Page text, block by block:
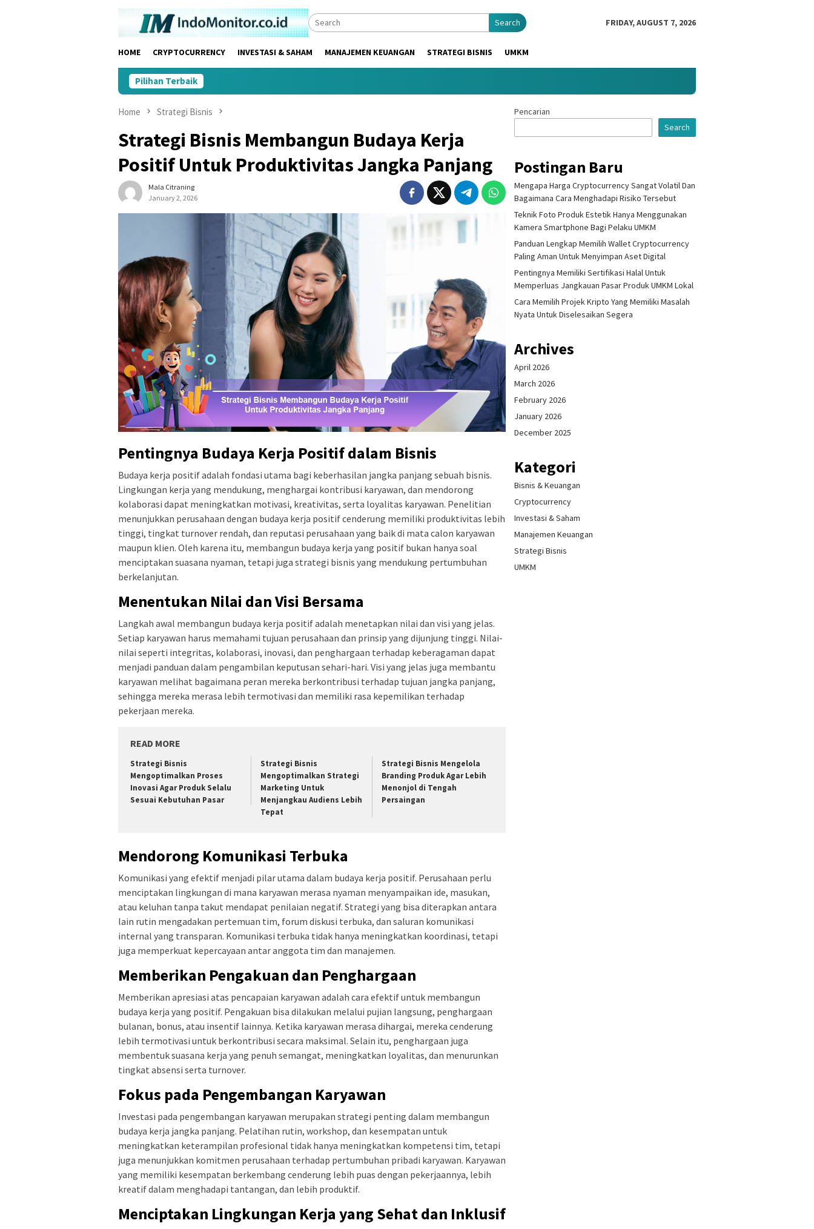
Search FRIDAY, AUGUST 7, 2026
HOME CRYPTOCURRENCY INVESTASI & SAHAM MANAJEMEN KEUANGAN STRATEGI BISNIS UMKM
Pilihan Terbaik
Home Strategi Bisnis
Strategi Bisnis Membangun Budaya Kerja
Positif Untuk Produktivitas Jangka Panjang
Mala Citraning
January 2, 2026
Pentingnya Budaya Kerja Positif dalam Bisnis
Budaya kerja positif adalah fondasi utama bagi keberhasilan jangka panjang sebuah bisnis.
Lingkungan kerja yang mendukung, menghargai kontribusi karyawan, dan mendorong
kolaborasi dapat meningkatkan motivasi, kreativitas, serta loyalitas karyawan. Penelitian
menunjukkan perusahaan dengan budaya kerja positif cenderung memiliki produktivitas lebih
tinggi, tingkat turnover rendah, dan reputasi perusahaan yang baik di mata calon karyawan
maupun klien. Oleh karena itu, membangun budaya kerja yang positif bukan hanya soal
menciptakan suasana nyaman, tetapi juga strategi bisnis yang mendukung pertumbuhan
berkelanjutan.
Menentukan Nilai dan Visi Bersama
Langkah awal membangun budaya kerja positif adalah menetapkan nilai dan visi yang jelas.
Setiap karyawan harus memahami tujuan perusahaan dan prinsip yang dijunjung tinggi. Nilai-
nilai seperti integritas, kolaborasi, inovasi, dan penghargaan terhadap keberagaman dapat
menjadi panduan dalam pengambilan keputusan sehari-hari. Visi yang jelas juga membantu
karyawan melihat bagaimana peran mereka berkontribusi terhadap tujuan jangka panjang,
sehingga mereka merasa lebih termotivasi dan memiliki rasa kepemilikan terhadap
pekerjaan mereka.
READ MORE
Strategi Bisnis
Mengoptimalkan Proses
Inovasi Agar Produk Selalu
Sesuai Kebutuhan Pasar
Strategi Bisnis
Mengoptimalkan Strategi
Marketing Untuk
Menjangkau Audiens Lebih
Tepat
Strategi Bisnis Mengelola
Branding Produk Agar Lebih
Menonjol di Tengah
Persaingan
Mendorong Komunikasi Terbuka
Komunikasi yang efektif menjadi pilar utama dalam budaya kerja positif. Perusahaan perlu
menciptakan lingkungan di mana karyawan merasa nyaman menyampaikan ide, masukan,
atau keluhan tanpa takut mendapat penilaian negatif. Strategi yang bisa diterapkan antara
lain rutin mengadakan pertemuan tim, forum diskusi terbuka, dan saluran komunikasi
internal yang transparan. Komunikasi terbuka tidak hanya meningkatkan koordinasi, tetapi
juga memperkuat kepercayaan antar anggota tim dan manajemen.
Memberikan Pengakuan dan Penghargaan
Memberikan apresiasi atas pencapaian karyawan adalah cara efektif untuk membangun
budaya kerja yang positif. Pengakuan bisa dilakukan melalui pujian langsung, penghargaan
bulanan, bonus, atau insentif lainnya. Ketika karyawan merasa dihargai, mereka cenderung
lebih termotivasi untuk berkontribusi secara maksimal. Selain itu, penghargaan juga
membentuk suasana kerja yang penuh semangat, meningkatkan loyalitas, dan menurunkan
tingkat absensi serta turnover.
Fokus pada Pengembangan Karyawan
Investasi pada pengembangan karyawan merupakan strategi penting dalam membangun
budaya kerja jangka panjang. Pelatihan rutin, workshop, dan kesempatan untuk
meningkatkan keterampilan profesional tidak hanya meningkatkan kompetensi tim, tetapi
juga menunjukkan komitmen perusahaan terhadap pertumbuhan pribadi karyawan. Karyawan
yang memiliki kesempatan berkembang cenderung lebih puas dengan pekerjaannya, lebih
kreatif dalam menghadapi tantangan, dan lebih produktif.
Menciptakan Lingkungan Kerja yang Sehat dan Inklusif
Pencarian
Search
Postingan Baru
Mengapa Harga Cryptocurrency Sangat Volatil Dan
Bagaimana Cara Menghadapi Risiko Tersebut
Teknik Foto Produk Estetik Hanya Menggunakan
Kamera Smartphone Bagi Pelaku UMKM
Panduan Lengkap Memilih Wallet Cryptocurrency
Paling Aman Untuk Menyimpan Aset Digital
Pentingnya Memiliki Sertifikasi Halal Untuk
Memperluas Jangkauan Pasar Produk UMKM Lokal
Cara Memilih Projek Kripto Yang Memiliki Masalah
Nyata Untuk Diselesaikan Segera
Archives
April 2026
March 2026
February 2026
January 2026
December 2025
Kategori
Bisnis & Keuangan
Cryptocurrency
Investasi & Saham
Manajemen Keuangan
Strategi Bisnis
UMKM